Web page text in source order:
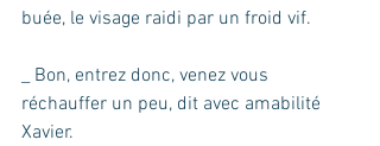
buée, le visage raidi par un froid vif.
_ Bon, entrez donc, venez vous
réchauffer un peu, dit avec amabilité
Xavier.